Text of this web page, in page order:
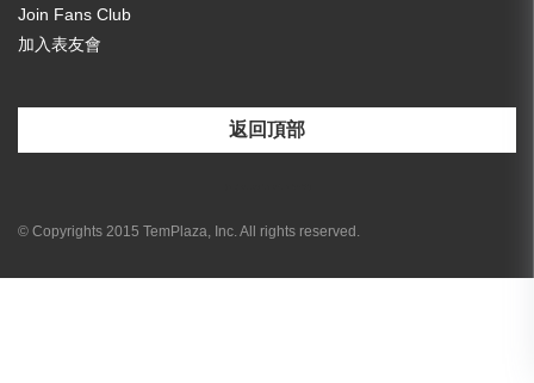
Join Fans Club
加入表友會
返回頂部
© Copyrights 2015 TemPlaza, Inc. All rights reserved.